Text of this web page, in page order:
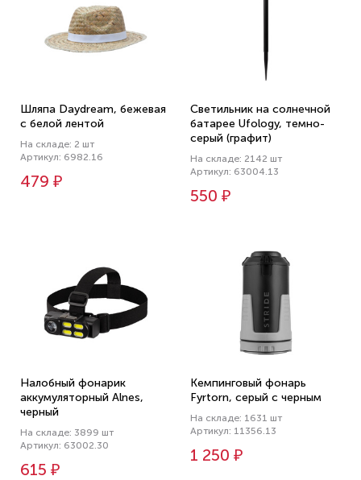
Шляпа Daydream, бежевая
с белой лентой
На складе: 2 шт
Артикул: 6982.16
479 ₽
Светильник на солнечной
батарее Ufology, темно-
серый (графит)
На складе: 2142 шт
Артикул: 63004.13
550 ₽
Налобный фонарик
аккумуляторный Alnes,
черный
На складе: 3899 шт
Артикул: 63002.30
615 ₽
Кемпинговый фонарь
Fyrtorn, серый с черным
На складе: 1631 шт
Артикул: 11356.13
1 250 ₽